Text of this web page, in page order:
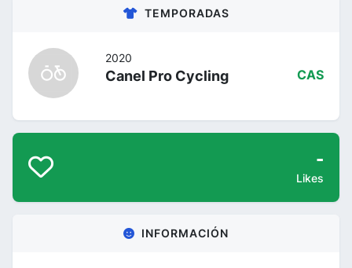
TEMPORADAS
2020
Canel Pro Cycling CAS
-
Likes
INFORMACIÓN